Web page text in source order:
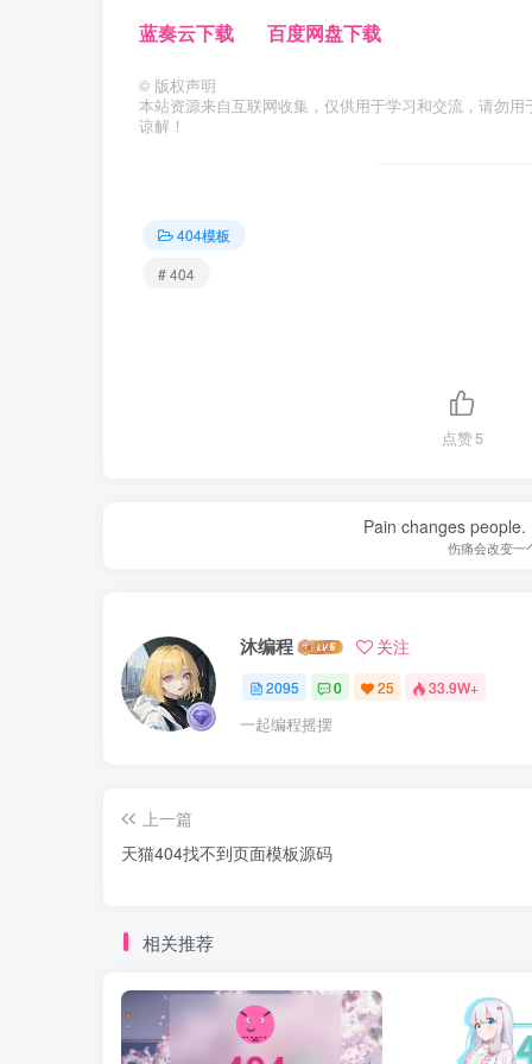
蓝奏云下载 百度网盘下载
© 版权声明
本站资源来自互联网收集，仅供用于学习和交流，请勿
谅解！
404模板
# 404
点赞5
Pain changes
伤痛会改变一
沐编程 关注
2095 0 25 33.9W+
一起编程摇摆
上一篇
天猫404找不到页面模板源码
相关推荐